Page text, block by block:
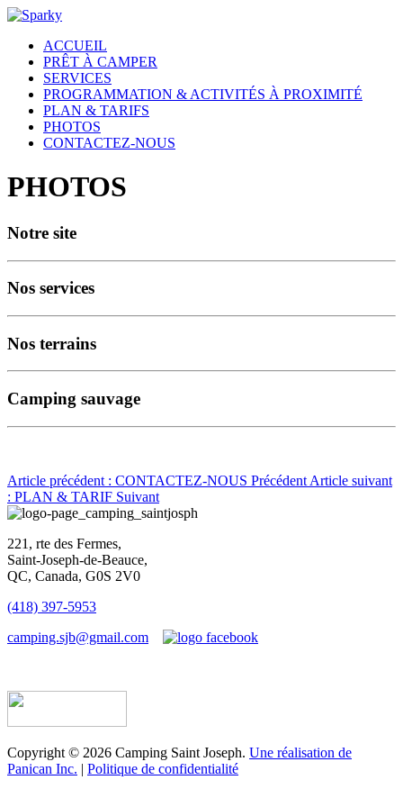
ACCUEIL
PRÊT À CAMPER
SERVICES
PROGRAMMATION & ACTIVITÉS À PROXIMITÉ
PLAN & TARIFS
PHOTOS
CONTACTEZ-NOUS
PHOTOS
Notre site
Nos services
Nos terrains
Camping sauvage
Article précédent : CONTACTEZ-NOUS Précédent Article suivant
: PLAN & TARIF Suivant
221, rte des Fermes,
Saint-Joseph-de-Beauce,
QC, Canada, G0S 2V0
(418) 397-5953
camping.sjb@gmail.com
Copyright © 2026 Camping Saint Joseph. Une réalisation de
Panican Inc. | Politique de confidentialité